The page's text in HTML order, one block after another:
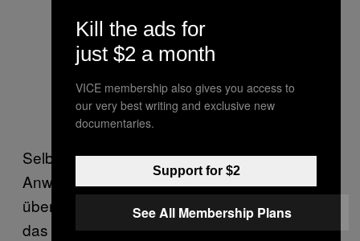
Maximilian S., der sich gerne als
Hobbyfotograf betätigte, gestaltete
eine hochwertig aussehende
Webshop-Seite. Screenshot:
Motherboard
Selbst der verurteilte Maximilian oder sein
Anwalt werden von staatlicher Stelle nicht
über die Versteigerung informiert; denn seit
das Urteil rechtskräftig ist, gehören die
Kill the ads for
just $2 a month
VICE membership also gives you access to
our very best writing and exclusive new
documentaries.
Support for $2
See All Membership Plans